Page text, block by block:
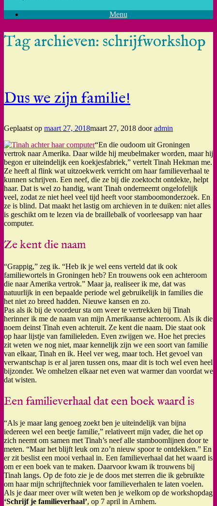
Menu
Tag archieven: schrijfworkshop
Dus we zijn familie!
Geplaatst op maart 27, 2018maart 27, 2018 dooradmin
“En die oudoom uit Groningen
vertrok naar Amerika. Daar wilde hij meubelmaker worden, maar hij
begon er uiteindelijk een koekjesfabriek,” vertelt Tinah Hekman me.
Ze heeft al flink wat uitzoekwerk verricht om haar familieverhaal te
kunnen schrijven. Een neef, die ze bij die zoektocht ontdekte, helpt
haar. Dat is wel zo handig, want Tinah onderneemt ongelofelijk
veel, zodat ze niet heel veel tijd heeft voor stamboomonderzoek. En
ze is blind. Dat maakt het lastig om archieven in te duiken: niet alles
is geschikt om te lezen via de braillebalk of voorleesapp van haar
computer.
Ze kent die naam
“Grappig,” zeg ik. “Heb ik je wel eens verteld dat ik ook
familiewortels in Groningen heb? En trouwens ook een achteroom
die naar Amerika vertrok.” Maar ja, realiseer ik me, dat was
natuurlijk in een bepaalde periode wel gebruikelijk in families die
het niet zo breed hadden. Nieuwe kansen en zo.
Pas als ik bij de voordeur sta om weer te vertrekken bij Tinah
herinner ik me de naam van mijn Amerikaanse achteroom. Als ik die
noem deinst Tinah even achteruit. Ze kent die naam. Die staat ook
op haar lijstje van familieleden. Even zwijgen we. Hoe het precies
zit weten we nog niet, maar kennelijk zijn we een soort van familie
van elkaar, Tinah en ik. Heel ver weg, maar toch. Het gevoel van
verwantschap is er al jaren tussen ons, maar dit is toch wel even heel
bijzonder. We omhelzen elkaar net even wat warmer dan voordat we
dat wisten.
Een familieverhaal dat een boek waard is
“Als je maar lang genoeg zoekt ben je uiteindelijk van bijna
iedereen wel een beetje familie,” relativeert mijn vader, die het op
zich neemt om samen met Tinah’s neef alle stamboomlijnen door te
meten. “Maar het blijft leuk om zo’n nieuw spoor te ontdekken.” En
er zit beslist een mooi verhaal in. Een familieverhaal dat het waard is
om er een boek van te maken. Daarvoor kwam ik trouwens bij
Tinah langs. Op de foto zie je de doos met sterren die ik gebruikte
om haar mijn schrijftechniek voor familieverhalen te laten voelen.
Als je daar meer over wilt weten ben je welkom op de workshopdag
‘Schrijf je familieverhaal’, op 7 april in Arnhem.